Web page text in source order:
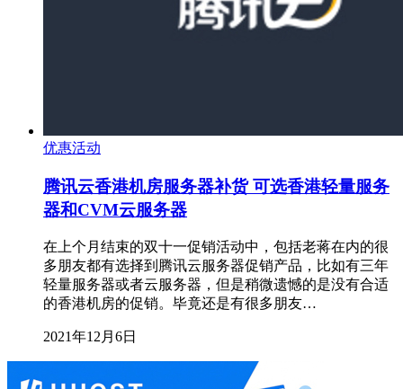
优惠活动
腾讯云香港机房服务器补货 可选香港轻量服务
器和CVM云服务器
在上个月结束的双十一促销活动中，包括老蒋在内的很
多朋友都有选择到腾讯云服务器促销产品，比如有三年
轻量服务器或者云服务器，但是稍微遗憾的是没有合适
的香港机房的促销。毕竟还是有很多朋友…
2021年12月6日